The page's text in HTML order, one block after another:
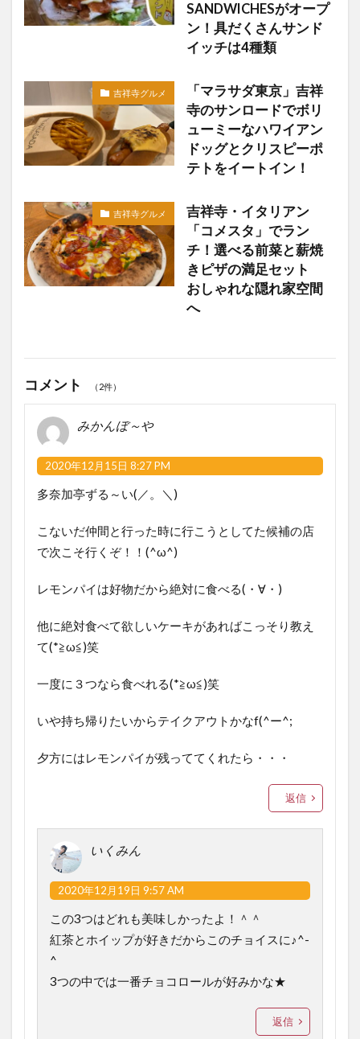
SANDWICHESがオープ
ン！具だくさんサンド
イッチは4種類
吉祥寺グルメ
「マラサダ東京」吉祥
寺のサンロードでボリ
ューミーなハワイアン
ドッグとクリスピーポ
テトをイートイン！
吉祥寺グルメ
吉祥寺・イタリアン
「コメスタ」でラン
チ！選べる前菜と薪焼
きピザの満足セット
おしゃれな隠れ家空間
へ
コメント （2件）
みかんぼ～や
2020年12月15日 8:27 PM
多奈加亭ずる～い(／。＼)
こないだ仲間と行った時に行こうとしてた候補の店
で次こそ行くぞ！！(^ω^)
レモンパイは好物だから絶対に食べる(・∀・)
他に絶対食べて欲しいケーキがあればこっそり教え
て(*≧ω≦)笑
一度に３つなら食べれる(*≧ω≦)笑
いや持ち帰りたいからテイクアウトかなf(^ー^;
夕方にはレモンパイが残っててくれたら・・・
返信
いくみん
2020年12月19日 9:57 AM
この3つはどれも美味しかったよ！＾＾
紅茶とホイップが好きだからこのチョイスに♪^-
^
3つの中では一番チョコロールが好みかな★
返信